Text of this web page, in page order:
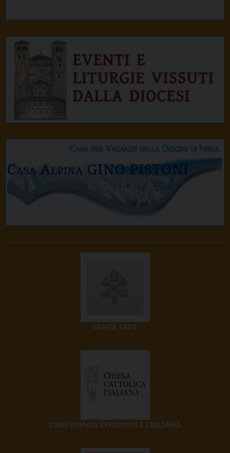
SANTA SEDE
CONFERENZA EPISCOPALE ITALIANA